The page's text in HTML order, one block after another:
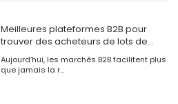
Meilleures plateformes B2B pour
trouver des acheteurs de lots de
vêtements
Aujourd’hui, les marchés B2B facilitent plus
que jamais la r...